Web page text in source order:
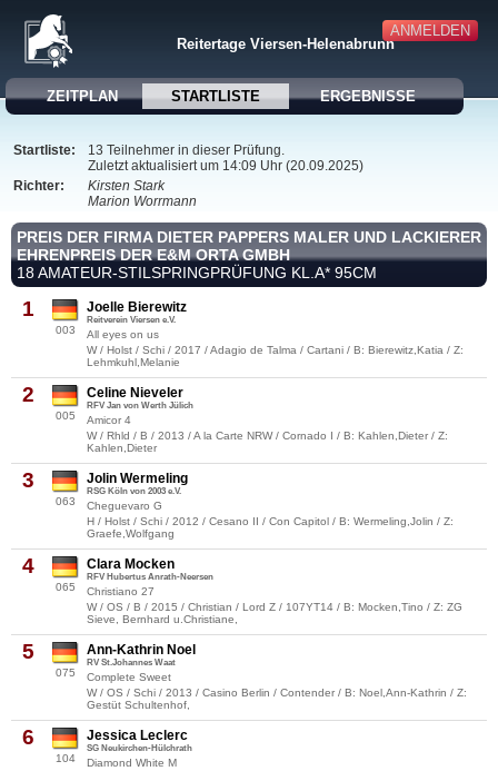
ANMELDEN
Reitertage Viersen-Helenabrunn
ZEITPLAN STARTLISTE ERGEBNISSE
Startliste:
13 Teilnehmer in dieser Prüfung.
Zuletzt aktualisiert um 14:09 Uhr (20.09.2025)
Richter:
Kirsten Stark
Marion Worrmann
PREIS DER FIRMA DIETER PAPPERS MALER UND LACKIERER
EHRENPREIS DER E&M ORTA GMBH
18 AMATEUR-STILSPRINGPRÜFUNG KL.A* 95CM
1
003
Joelle Bierewitz
Reitverein Viersen e.V.
All eyes on us
W / Holst / Schi / 2017 / Adagio de Talma / Cartani / B: Bierewitz,Katia / Z:
Lehmkuhl,Melanie
2
005
Celine Nieveler
RFV Jan von Werth Jülich
Amicor 4
W / Rhld / B / 2013 / A la Carte NRW / Cornado I / B: Kahlen,Dieter / Z:
Kahlen,Dieter
3
063
Jolin Wermeling
RSG Köln von 2003 e.V.
Cheguevaro G
H / Holst / Schi / 2012 / Cesano II / Con Capitol / B: Wermeling,Jolin / Z:
Graefe,Wolfgang
4
065
Clara Mocken
RFV Hubertus Anrath-Neersen
Christiano 27
W / OS / B / 2015 / Christian / Lord Z / 107YT14 / B: Mocken,Tino / Z: ZG
Sieve, Bernhard u.Christiane,
5
075
Ann-Kathrin Noel
RV St.Johannes Waat
Complete Sweet
W / OS / Schi / 2013 / Casino Berlin / Contender / B: Noel,Ann-Kathrin / Z:
Gestüt Schultenhof,
6
104
Jessica Leclerc
SG Neukirchen-Hülchrath
Diamond White M